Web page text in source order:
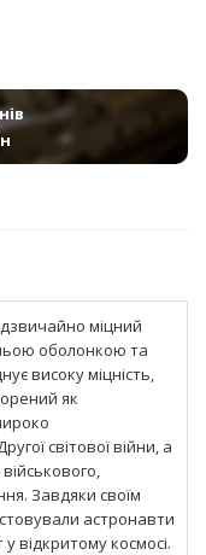
міцний
оболонкою та
високу міцність,
як
світової війни, а
Завдяки своїм
астронавти
відкритому космосі.